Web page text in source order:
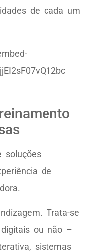
de cada um
soluções
de
Trata-se
ou não –
sistemas